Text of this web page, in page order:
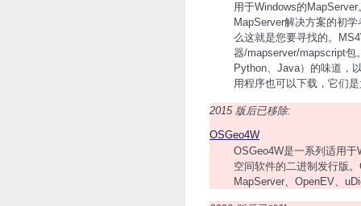
用于Windows的
MapServer解决方案的初
么这就是您要寻找的。
器/mapserver/mapscript包
Python、Java）的味道，
用程序也可以下载，它们
2015 版后已移除:
OSGeo4W
OSGeo4W是一系列适用
空间软件的二进制发行版
MapServer、OpenEV、